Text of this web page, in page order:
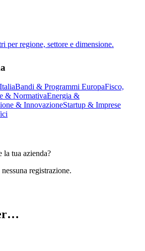
per regione, settore e dimensione.
Bandi & Programmi EuropaFisco,
& NormativaEnergia &
& InnovazioneStartup & Imprese
la tua azienda?
registrazione.